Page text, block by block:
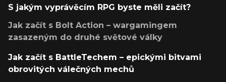
S jakým vyprávěcím RPG byste měli začít?
Jak začít s Bolt Action – wargamingem
zasazeným do druhé světové války
Jak začít s BattleTechem – epickými bitvami
obrovitých válečných mechů